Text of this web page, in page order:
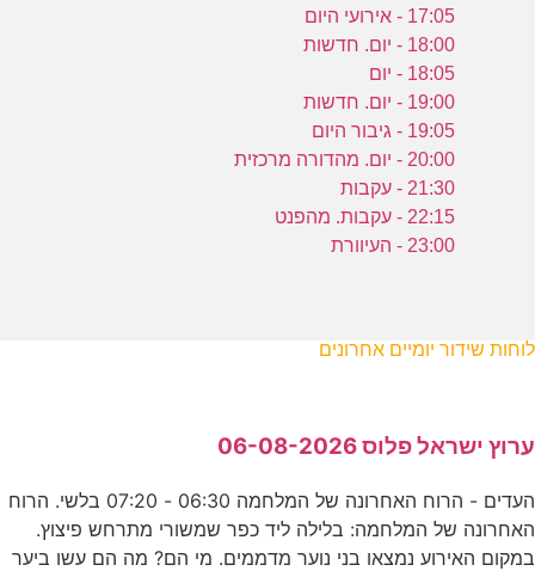
17:05 - אירועי היום
18:00 - יום. חדשות
18:05 - יום
19:00 - יום. חדשות
19:05 - גיבור היום
20:00 - יום. מהדורה מרכזית
21:30 - עקבות
22:15 - עקבות. מהפנט
23:00 - העיוורת
לוחות שידור יומיים אחרונים
ערוץ ישראל פלוס 06-08-2026
העדים - הרוח האחרונה של המלחמה 06:30 - 07:20 בלשי. הרוח
האחרונה של המלחמה: בלילה ליד כפר שמשורי מתרחש פיצוץ.
במקום האירוע נמצאו בני נוער מדממים. מי הם? מה הם עשו ביער